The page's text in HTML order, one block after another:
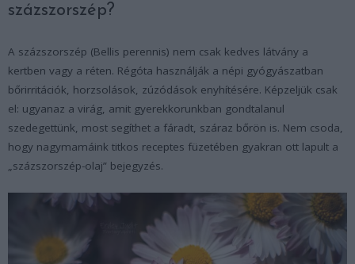
százszorszép?
A százszorszép (Bellis perennis) nem csak kedves látvány a
kertben vagy a réten. Régóta használják a népi gyógyászatban
bőrirritációk, horzsolások, zúzódások enyhítésére. Képzeljük csak
el: ugyanaz a virág, amit gyerekkorunkban gondtalanul
szedegettünk, most segíthet a fáradt, száraz bőrön is. Nem csoda,
hogy nagymamáink titkos receptes füzetében gyakran ott lapult a
„százszorszép-olaj” bejegyzés.